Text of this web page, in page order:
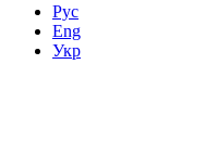
Рус
Eng
Укр